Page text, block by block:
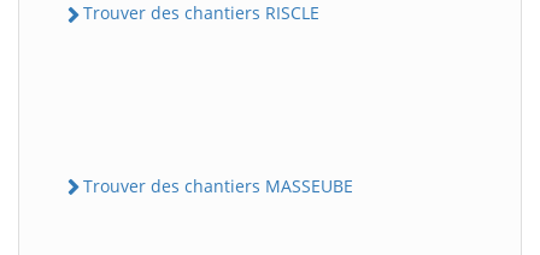
Trouver des chantiers RISCLE
Trouver des chantiers MASSEUBE